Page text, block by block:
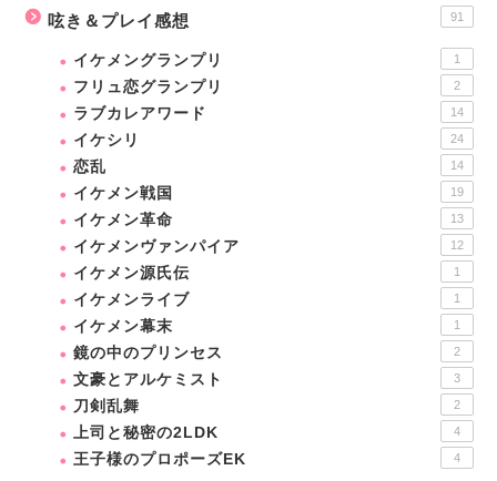
呟き＆プレイ感想 91
イケメングランプリ 1
フリュ恋グランプリ 2
ラブカレアワード 14
イケシリ 24
恋乱 14
イケメン戦国 19
イケメン革命 13
イケメンヴァンパイア 12
イケメン源氏伝 1
イケメンライブ 1
イケメン幕末 1
鏡の中のプリンセス 2
文豪とアルケミスト 3
刀剣乱舞 2
上司と秘密の2LDK 4
王子様のプロポーズEK 4